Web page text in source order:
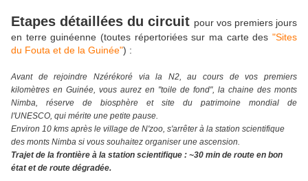
Etapes détaillées du circuit pour vos premiers jours
en terre guinéenne (toutes répertoriées sur ma carte des "Sites
du Fouta et de la Guinée") :
Avant de rejoindre Nzérékoré via la N2, au cours de vos premiers
kilomètres en Guinée, vous aurez en "toile de fond", la chaine des monts
Nimba, réserve de biosphère et site du patrimoine mondial de
l'UNESCO, qui mérite une petite pause.
Environ 10 kms après le village de N'zoo, s'arrêter à la station scientifique
des monts Nimba si vous souhaitez organiser une ascension.
Trajet de la frontière à la station scientifique : ~30 min de route en bon
état et de route dégradée.